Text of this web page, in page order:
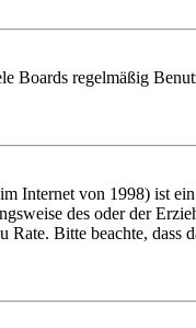
Boards regelmäßig
Internet von 1998) ist
des oder der
Bitte beachte, dass